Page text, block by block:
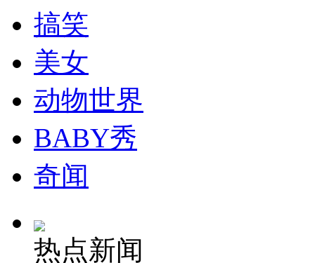
消防员救轻生者
司机酒驾遇交警 急速倒车逃窜
搞笑
美女
动物世界
BABY秀
奇闻
热点新闻